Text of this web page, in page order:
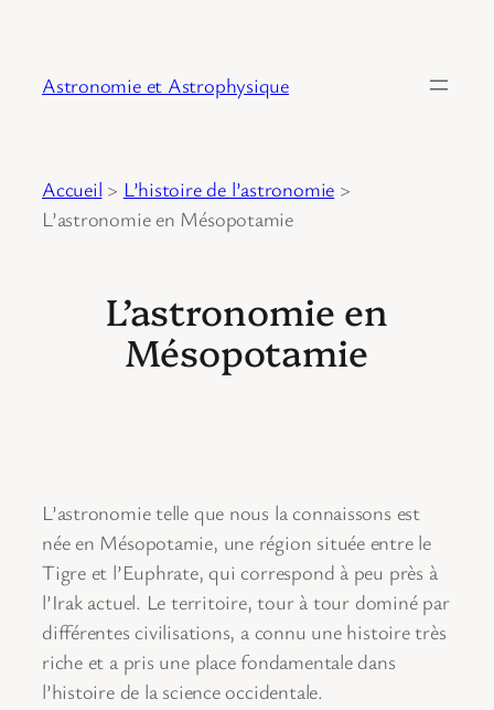
Astronomie et Astrophysique
Accueil > L’histoire de l’astronomie >
L’astronomie en Mésopotamie
L’astronomie en
Mésopotamie
L’astronomie telle que nous la connaissons est
née en Mésopotamie, une région située entre le
Tigre et l’Euphrate, qui correspond à peu près à
l’Irak actuel. Le territoire, tour à tour dominé par
différentes civilisations, a connu une histoire très
riche et a pris une place fondamentale dans
l’histoire de la science occidentale.